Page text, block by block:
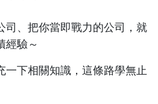
司、把你當即戰力的公司，就
經驗～
一下相關知識，這條路學無止